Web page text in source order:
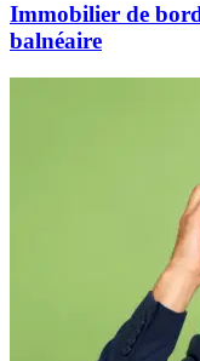
Immobilier de
balnéaire